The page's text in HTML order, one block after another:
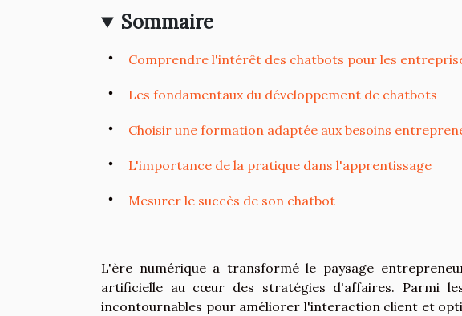
Sommaire
Comprendre l'intérêt des chatbots pour les
Les fondamentaux du développement de chatbots
Choisir une formation adaptée aux besoins
L'importance de la pratique dans l'apprentissage
Mesurer le succès de son chatbot
L'ère numérique a transformé le paysage
artificielle au cœur des stratégies d'affaires. Parmi
incontournables pour améliorer l'interaction client et